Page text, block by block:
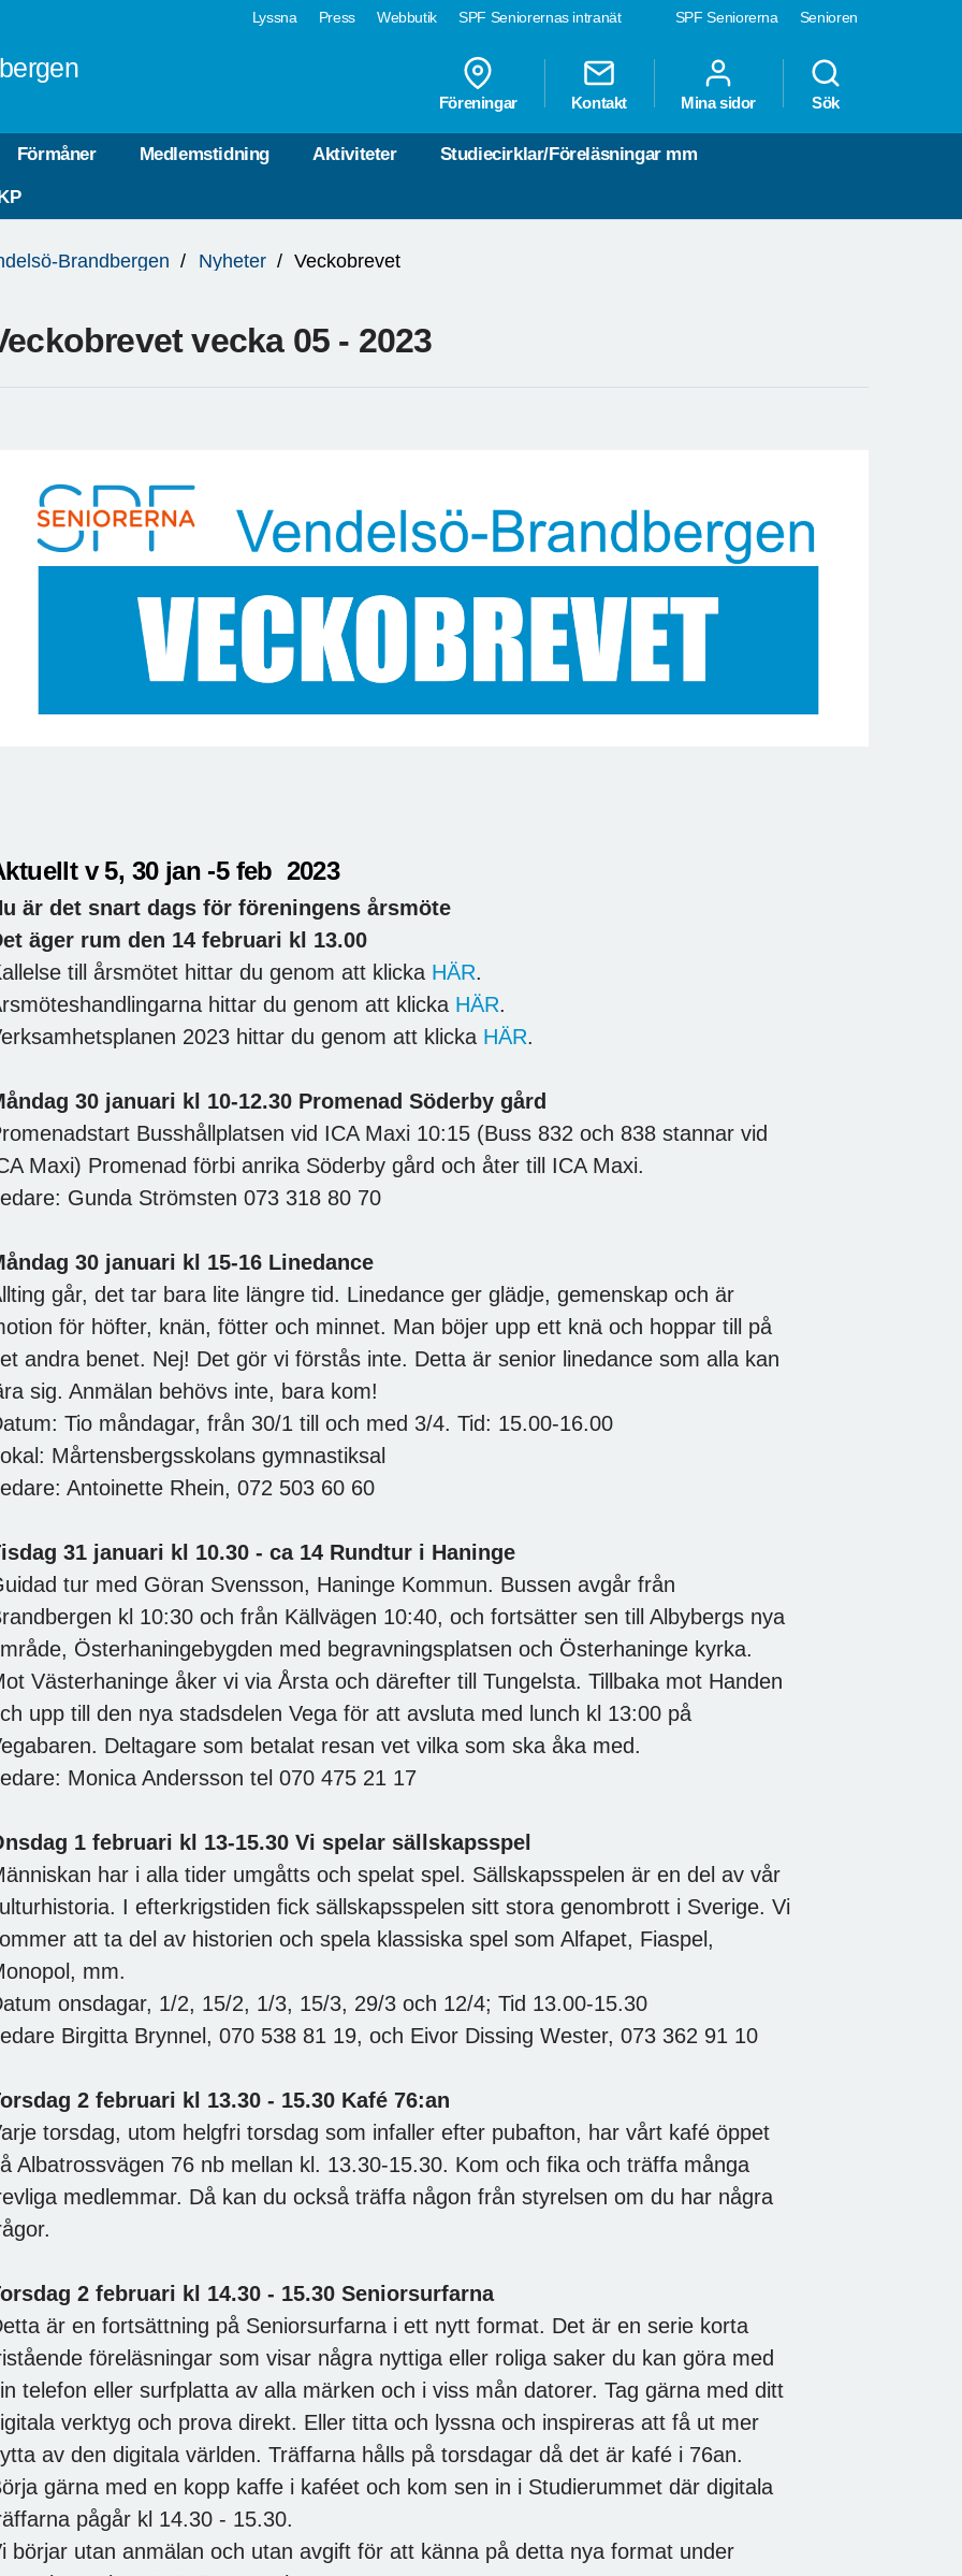
SPF Seniorerna Senioren
Lyssna Press Webbutik SPF Seniorernas intranät
Föreningar Kontakt Mina sidor Sök
Förmåner Medlemstidning Aktiviteter Studiecirklar/Föreläsningar mm
Brandbergen Nyheter Veckobrevet
vecka 05 - 2023
v 5, 30 jan -5 feb 2023
är det snart dags för föreningens årsmöte
äger rum den 14 februari kl 13.00
till årsmötet hittar du genom att klicka HÄR.
hittar du genom att klicka HÄR.
2023 hittar du genom att klicka HÄR.
30 januari kl 10-12.30 Promenad Söderby gård
Busshållplatsen vid ICA Maxi 10:15 (Buss 832 och 838 stannar vid
Maxi) Promenad förbi anrika Söderby gård och åter till ICA Maxi.
Gunda Strömsten 073 318 80 70
30 januari kl 15-16 Linedance
går, det tar bara lite längre tid. Linedance ger glädje, gemenskap och är
för höfter, knän, fötter och minnet. Man böjer upp ett knä och hoppar till på
andra benet. Nej! Det gör vi förstås inte. Detta är senior linedance som alla kan
sig. Anmälan behövs inte, bara kom!
Tio måndagar, från 30/1 till och med 3/4. Tid: 15.00-16.00
Mårtensbergsskolans gymnastiksal
Antoinette Rhein, 072 503 60 60
31 januari kl 10.30 - ca 14 Rundtur i Haninge
tur med Göran Svensson, Haninge Kommun. Bussen avgår från
kl 10:30 och från Källvägen 10:40, och fortsätter sen till Albybergs nya
Österhaningebygden med begravningsplatsen och Österhaninge kyrka.
Västerhaninge åker vi via Årsta och därefter till Tungelsta. Tillbaka mot Handen
upp till den nya stadsdelen Vega för att avsluta med lunch kl 13:00 på
Deltagare som betalat resan vet vilka som ska åka med.
Monica Andersson tel 070 475 21 17
1 februari kl 13-15.30 Vi spelar sällskapsspel
har i alla tider umgåtts och spelat spel. Sällskapsspelen är en del av vår
I efterkrigstiden fick sällskapsspelen sitt stora genombrott i Sverige. Vi
att ta del av historien och spela klassiska spel som Alfapet, Fiaspel,
mm.
onsdagar, 1/2, 15/2, 1/3, 15/3, 29/3 och 12/4; Tid 13.00-15.30
Birgitta Brynnel, 070 538 81 19, och Eivor Dissing Wester, 073 362 91 10
2 februari kl 13.30 - 15.30 Kafé 76:an
torsdag, utom helgfri torsdag som infaller efter pubafton, har vårt kafé öppet
Albatrossvägen 76 nb mellan kl. 13.30-15.30. Kom och fika och träffa många
medlemmar. Då kan du också träffa någon från styrelsen om du har några
2 februari kl 14.30 - 15.30 Seniorsurfarna
är en fortsättning på Seniorsurfarna i ett nytt format. Det är en serie korta
föreläsningar som visar några nyttiga eller roliga saker du kan göra med
telefon eller surfplatta av alla märken och i viss mån datorer. Tag gärna med ditt
verktyg och prova direkt. Eller titta och lyssna och inspireras att få ut mer
av den digitala världen. Träffarna hålls på torsdagar då det är kafé i 76an.
gärna med en kopp kaffe i kaféet och kom sen in i Studierummet där digitala
pågår kl 14.30 - 15.30.
börjar utan anmälan och utan avgift för att känna på detta nya format under